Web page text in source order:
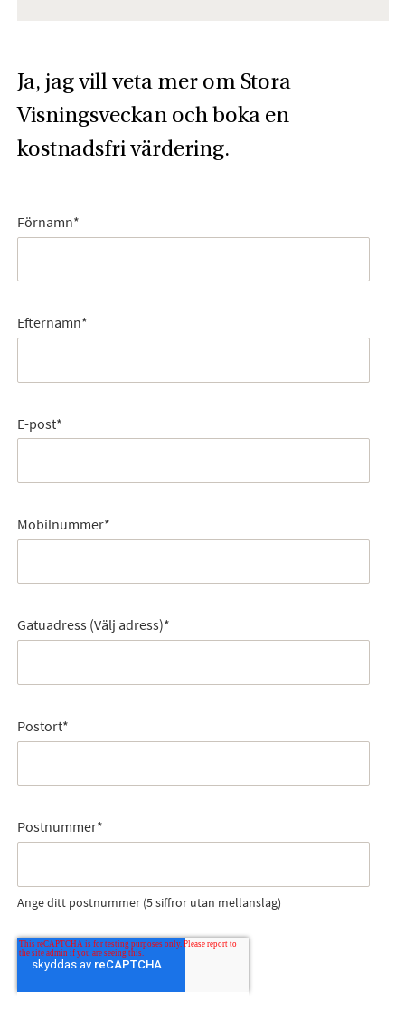
Ja, jag vill veta mer om Stora
Visningsveckan och boka en
kostnadsfri värdering.
Förnamn*
Efternamn*
E-post*
Mobilnummer*
Gatuadress (Välj adress)*
Postort*
Postnummer*
Ange ditt postnummer (5 siffror utan mellanslag)